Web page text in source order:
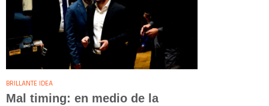
BRILLANTE IDEA
Mal timing: en medio de la